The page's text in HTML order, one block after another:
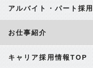
アルバイト・パート採
お仕事紹介
キャリア採用情報TOP